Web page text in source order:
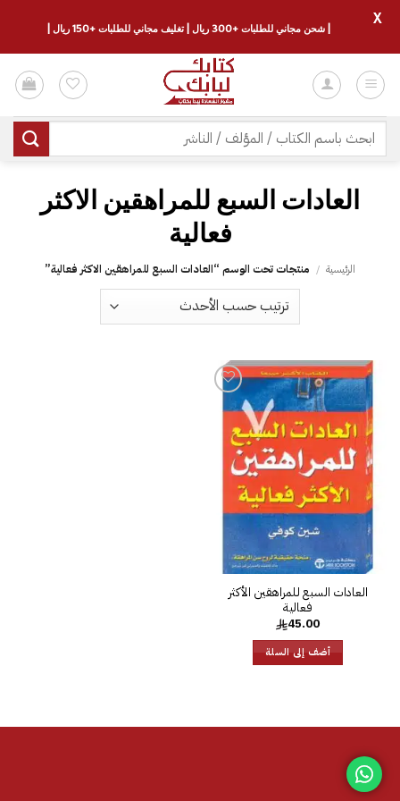
للمحتوى
البحث
عن:
‎العادات السبع للمراهقين الاكثر
فعالية‎
الرئيسية / منتجات تحت الوسم “‎العادات السبع للمراهقين الاكثر فعالية‎”
إضافة
إلى
قائمة
الرغبات
‎العادات السبع للمراهقين الأكثر
فعالية‎
45.00
أضف إلى السلة
| شحن مجاني للطلبات +300 ريال | تغليف مجاني للطلبات +150 ريال |
X